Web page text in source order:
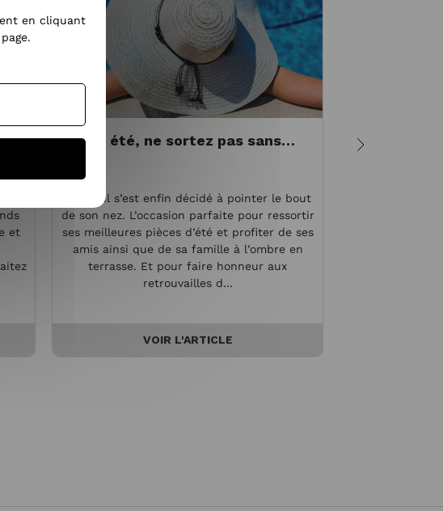
et
Cet été, ne sortez pas sans…
Le soleil s’est enfin décidé à pointer le bout
de son nez. L’occasion parfaite pour ressortir
ses meilleures pièces d’été et profiter de ses
amis ainsi que de sa famille à l’ombre en
terrasse. Et pour faire honneur aux
retrouvailles d...
VOIR L'ARTICLE
en cliquant